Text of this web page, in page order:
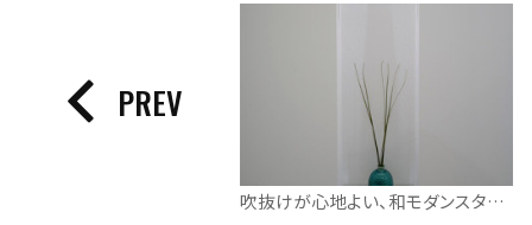
吹抜けが心地よい、和モダンスタイルのお住まい
PREV